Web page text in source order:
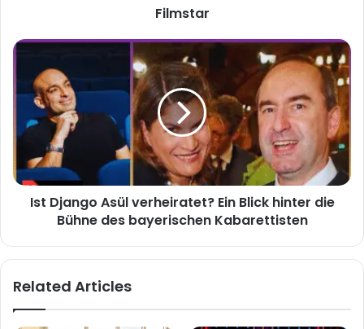
Filmstar
Ist
Asül
verheiratet?
Blick
die
Bühne
bayerischen
Ist Django Asül verheiratet? Ein Blick hinter die
Bühne des bayerischen Kabarettisten
Related Articles